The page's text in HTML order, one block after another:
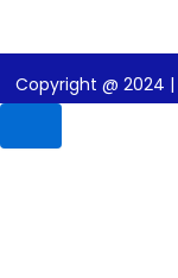
Copyright @ 2024